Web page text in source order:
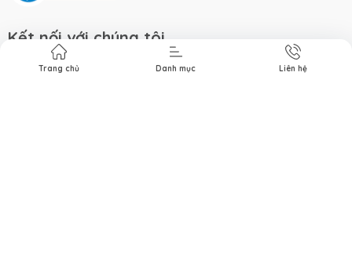
Kết nối với chúng tôi
Trang chủ Danh mục Liên hệ